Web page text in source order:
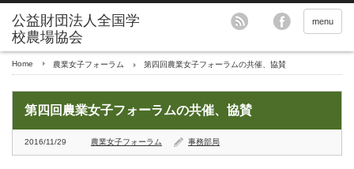
menu
Home 農業女子フォーラム 第四回農業女子フォーラムの共催、協賛
第四回農業女子フォーラムの共催、協賛
2016/11/29 農業女子フォーラム 事務部局